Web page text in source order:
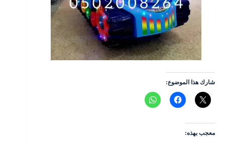
شارك هذا الموضوع:
معجب بهذه: